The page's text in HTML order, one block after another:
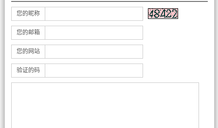
您的昵称
您的邮箱
您的网站
验证的码